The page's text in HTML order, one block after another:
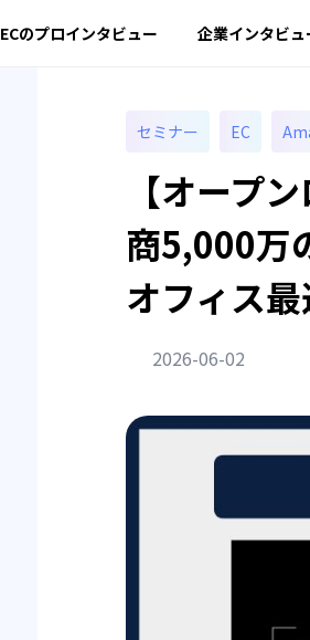
ECのプロインタビュー 企業インタビュ
セミナー EC
【オープ
商5,000万
オフィス
2026-06-02